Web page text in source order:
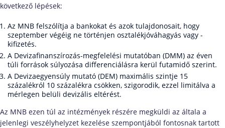
következő lépések:
Az MNB felszólítja a bankokat és azok tulajdonosait, hogy
szeptember végéig ne történjen osztalékjóváhagyás vagy -
kifizetés.
A Devizafinanszírozás-megfelelési mutatóban (DMM) az éven
túli források súlyozása differenciálásra kerül futamidő szerint.
A Devizaegyensúly mutató (DEM) maximális szintje 15
százalékról 10 százalékra csökken, szigorodik, ezzel limitálva a
mérlegen belüli devizális eltérést.
Az MNB ezen túl az intézmények részére megküldi az általa a
jelenlegi veszélyhelyzet kezelése szempontjából fontosnak tartott